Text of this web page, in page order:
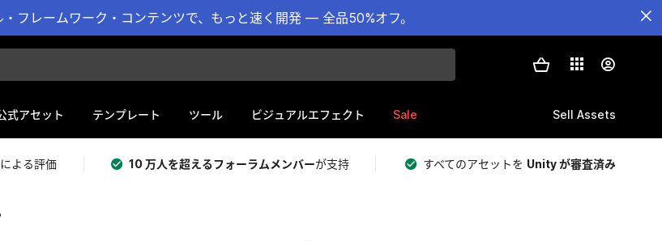
フレームワーク・コンテンツで、もっと速く開発 — 全品50%オフ。
式アセット テンプレート ツール ビジュアルエフェクト Sale Sell Assets
による評価 10 万人を超えるフォーラムメンバーが支持 すべてのアセットを Unity が審査済み